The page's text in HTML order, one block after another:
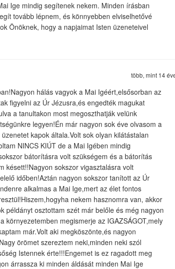
Ige mindig segítenek nekem. Minden írásban
tovább lépnem, és könnyebben elviselhetővé
Önöknek, hogy a napjaimat Isten üzeneteivel
több, mint 14
hálás vagyok a Mai Igéért,elsősorban az
figyelni az Úr Jézusra,és engedték magukat
a tanultakon most megoszthatják velünk
legyen!Én már nagyon sok éve olvasom a
kapok általa.Volt sok olyan kilátástalan
NINCS KIÚT de a Mai Igében mindig
bátorításra volt szükségem és a bátorítás
késett!!Nagyon sokszor vigasztalásra volt
időben!Aztán nagyon sokszor tanított az Úr
alkalmas a Mai Ige,mert az élet fontos
nekem hasznomra van, akkor
példányt osztottam szét már belőle és még nagyon
környezetemben megismerje az IGAZSÁGOT,mely
már.Volt aki megköszönte,és nagyon
örömet szereztem neki,minden neki szól
Istennek érte!!!Engemet is ez ragadott meg
árrassza ki minden áldását minden Mai Ige